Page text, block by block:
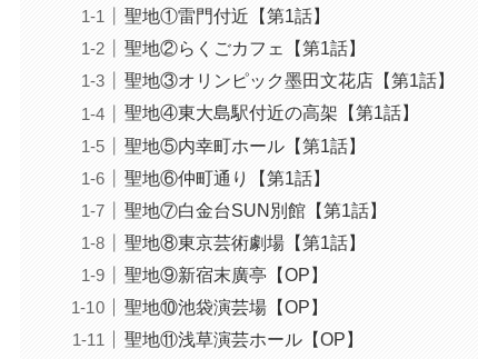
聖地①雷門付近【第1話】
聖地②らくごカフェ【第1話】
聖地③オリンピック墨田文花店【第1話】
聖地④東大島駅付近の高架【第1話】
聖地⑤内幸町ホール【第1話】
聖地⑥仲町通り【第1話】
聖地⑦白金台SUN別館【第1話】
聖地⑧東京芸術劇場【第1話】
聖地⑨新宿末廣亭【OP】
聖地⑩池袋演芸場【OP】
聖地⑪浅草演芸ホール【OP】